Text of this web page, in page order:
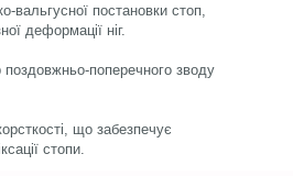
вальгусної постановки стоп,
деформації ніг.
поздовжньо-поперечного зводу
що забезпечує
стопи.